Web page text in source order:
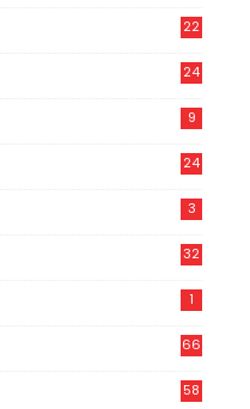
22
24
9
24
3
32
1
66
58